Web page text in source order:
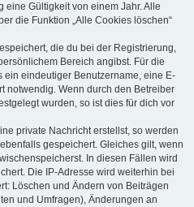
Gültigkeit von einem Jahr. Alle
die Funktion „Alle Cookies löschen“
die du bei der Registrierung,
Bereich angibst. Für die
ein eindeutiger Benutzername, eine E-
notwendig. Wenn durch den Betreiber
wurden, so ist dies für dich vor
private Nachricht erstellst, so werden
gespeichert. Gleiches gilt, wenn
In diesen Fällen wird
Die IP-Adresse wird weiterhin bei
Löschen und Ändern von Beiträgen
und Umfragen), Änderungen an